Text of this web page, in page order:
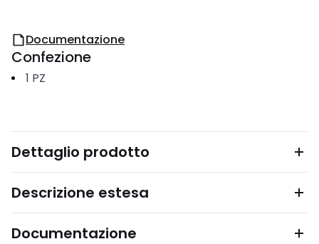
Documentazione
Confezione
1 PZ
Dettaglio prodotto
Descrizione estesa
Documentazione